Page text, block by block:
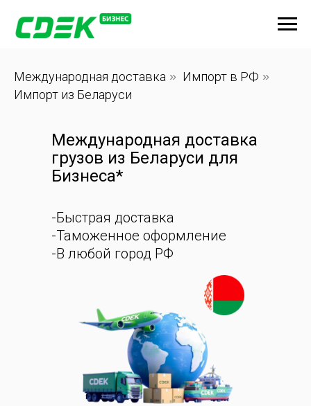
Международная доставка » Импорт в РФ »
Импорт из Беларуси
Международная доставка
грузов из Беларуси для
Бизнеса*
-Быстрая доставка
-Таможенное оформление
-В любой город РФ